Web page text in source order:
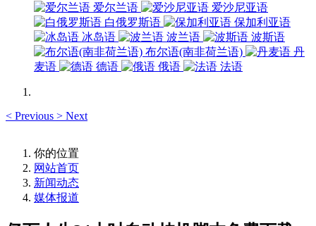
爱尔兰语
爱沙尼亚语
白俄罗斯语
保加利亚语
冰岛语
波兰语
波斯语
布尔语(南非荷兰语)
丹
麦语
德语 俄语 法语
< Previous > Next
你的位置
网站首页
新闻动态
媒体报道